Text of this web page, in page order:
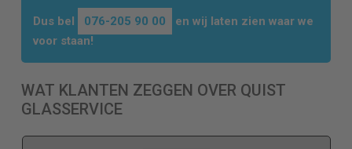
Dus bel 076-205 90 00
en wij laten zien waar we
voor staan!
WAT KLANTEN ZEGGEN OVER QUIST
GLASSERVICE